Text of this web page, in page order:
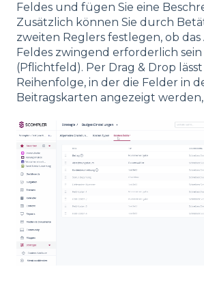
Feldes und fügen Sie eine
Zusätzlich können Sie durch
zweiten Reglers festlegen, ob
Feldes zwingend erforderlich sein
(Pflichtfeld). Per Drag & Drop lässt
Reihenfolge, in der die Felder in
Beitragskarten angezeigt werden,